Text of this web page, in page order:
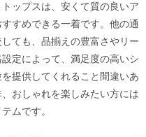
ップスは、安くて質の良いア
すめできる一着です。他の通
ても、品揃えの豊富さやリー
定によって、満足度の高いシ
を提供してくれること間違いあ
、おしゃれを楽しみたい方には
ムです。